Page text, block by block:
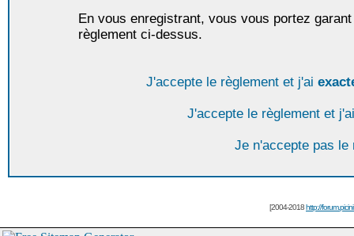
En vous enregistrant, vous vous portez
règlement ci-dessus.
J'accepte le règlement et j'ai
J'accepte le règlement et
Je n'accepte pas le
[2004-2018http://